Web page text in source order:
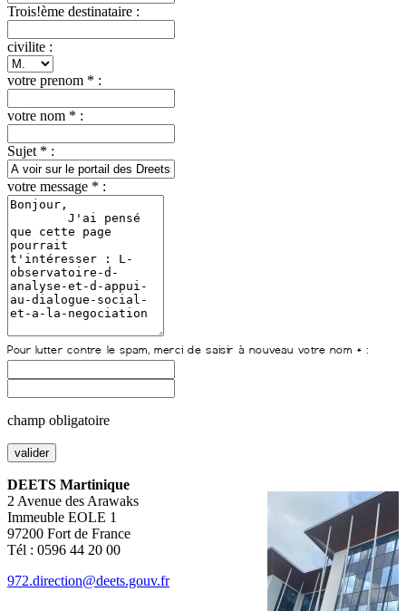
Trois!ème destinataire :
civilite :
votre prenom * :
votre nom * :
Sujet * :
votre message * :
champ obligatoire
DEETS Martinique
2 Avenue des Arawaks
Immeuble EOLE 1
97200 Fort de France
Tél : 0596 44 20 00
972.direction@deets.gouv.fr